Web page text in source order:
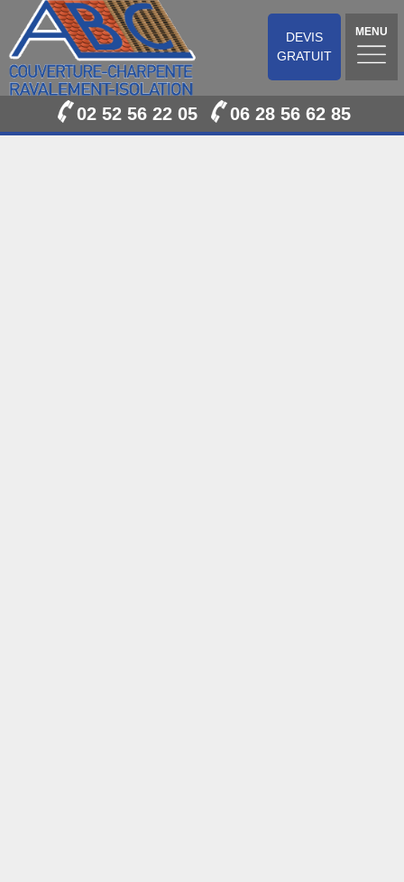
DEVIS
GRATUIT
MENU
02 52 56 22 05 06 28 56 62 85